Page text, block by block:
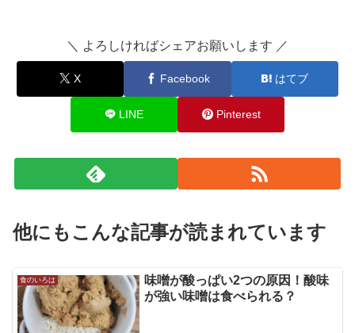
＼ よろしければシェアお願いします ／
X Facebook はてブ
LINE Pinterest
他にもこんな記事が読まれています
食のいろは
味噌が酸っぱい2つの原因！酸味
が強い味噌は食べられる？